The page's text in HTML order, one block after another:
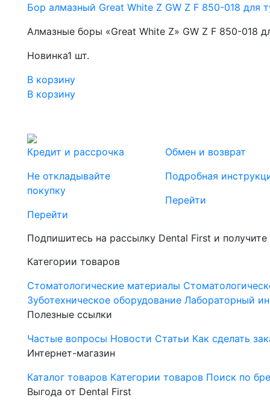
Бор алмазный Great White Z GW Z F 850-018 для
Алмазные боры «Great White Z» GW Z F 850-018
Новинка1 шт.
В корзину
В корзину
Кредит и рассрочка
Не откладывайте
покупку
Перейти
Обмен и возврат
Подробная
Перейти
Подпишитесь на рассылку Dental First и
Категории товаров
Стоматологические материалы
Зуботехническое оборудование Лабораторный
Полезные ссылки
Частые вопросы Новости Статьи Как сделать
Интернет-магазин
Каталог товаров Категории товаров Поиск по
Выгода от Dental First